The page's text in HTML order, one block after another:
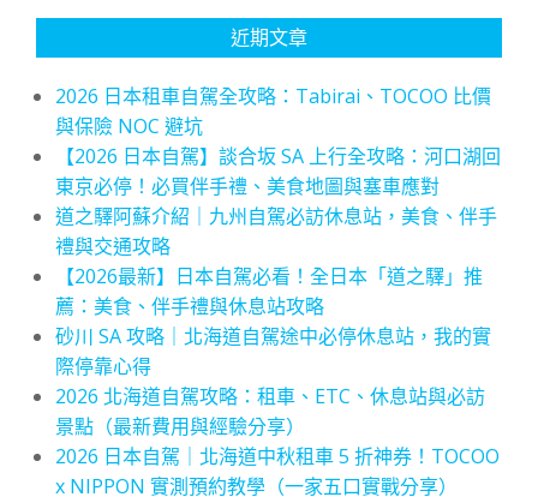
近期文章
2026 日本租車自駕全攻略：Tabirai、TOCOO 比價
與保險 NOC 避坑
【2026 日本自駕】談合坂 SA 上行全攻略：河口湖回
東京必停！必買伴手禮、美食地圖與塞車應對
道之驛阿蘇介紹｜九州自駕必訪休息站，美食、伴手
禮與交通攻略
【2026最新】日本自駕必看！全日本「道之驛」推
薦：美食、伴手禮與休息站攻略
砂川 SA 攻略｜北海道自駕途中必停休息站，我的實
際停靠心得
2026 北海道自駕攻略：租車、ETC、休息站與必訪
景點（最新費用與經驗分享）
2026 日本自駕｜北海道中秋租車 5 折神券！TOCOO
x NIPPON 實測預約教學（一家五口實戰分享）